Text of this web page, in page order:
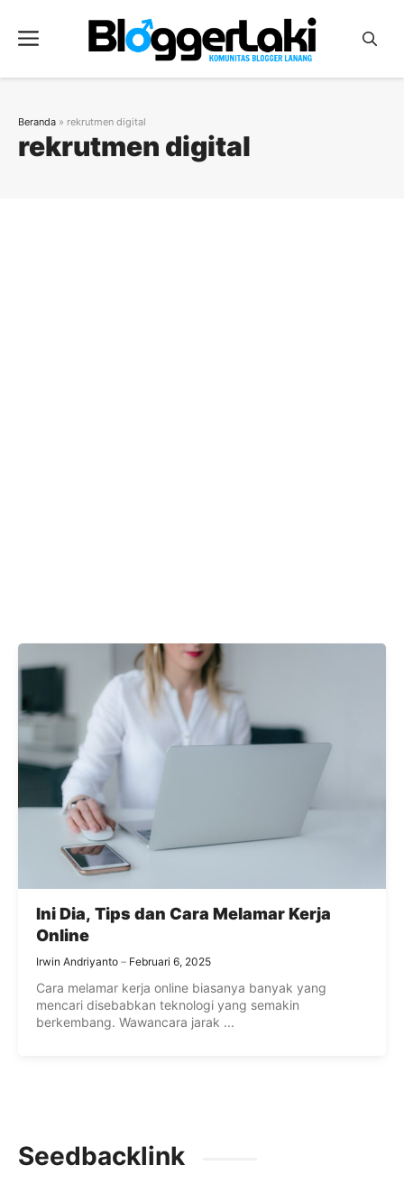
Menu
rekrutmen digital
Beranda » rekrutmen digital
Ini Dia, Tips dan Cara Melamar Kerja
Online
Irwin Andriyanto Februari 6, 2025
Cara melamar kerja online biasanya banyak yang
mencari disebabkan teknologi yang semakin
berkembang. Wawancara jarak ...
Seedbacklink